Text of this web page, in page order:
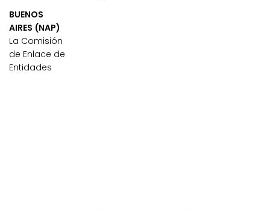
BUENOS
AIRES (NAP)
La Comisión
de Enlace de
Entidades